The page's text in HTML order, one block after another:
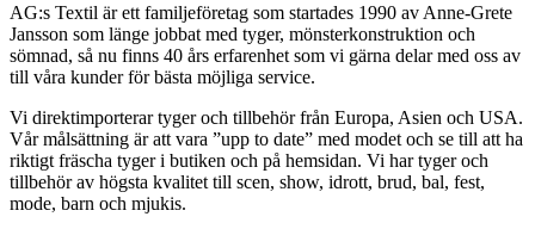
AG:s Textil är ett familjeföretag som startades 1990 av Anne-Grete
Jansson som länge jobbat med tyger, mönsterkonstruktion och
sömnad, så nu finns 40 års erfarenhet som vi gärna delar med oss av
till våra kunder för bästa möjliga service.
Vi direktimporterar tyger och tillbehör från Europa, Asien och USA.
Vår målsättning är att vara ”upp to date” med modet och se till att ha
riktigt fräscha tyger i butiken och på hemsidan. Vi har tyger och
tillbehör av högsta kvalitet till scen, show, idrott, brud, bal, fest,
mode, barn och mjukis.